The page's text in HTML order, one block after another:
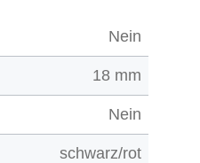
Nein
18 mm
Nein
schwarz/rot